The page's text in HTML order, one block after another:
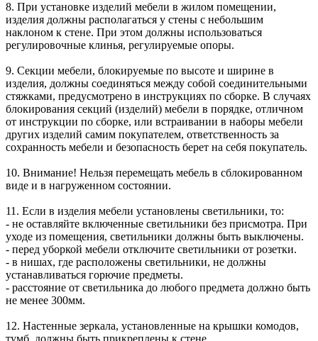
8. При установке изделий мебели в жилом помещении,
изделия должны располагаться у стены с небольшим
наклоном к стене. При этом должны использоваться
регулировочные клинья, регулируемые опоры.
9. Секции мебели, блокируемые по высоте и ширине в
изделия, должны соединяться между собой соединительными
стяжками, предусмотрено в инструкциях по сборке. В случаях
блокирования секций (изделий) мебели в порядке, отличном
от инструкции по сборке, или встраивании в наборы мебели
других изделий самим покупателем, ответственность за
сохранность мебели и безопасность берет на себя покупатель.
10. Внимание! Нельзя перемещать мебель в сблокированном
виде и в нагруженном состоянии.
11. Если в изделия мебели установлены светильники, то:
- не оставляйте включенные светильники без присмотра. При
уходе из помещения, светильники должны быть выключены.
- перед уборкой мебели отключите светильники от розетки.
- в нишах, где расположены светильники, не должны
устанавливаться горючие предметы.
- расстояние от светильника до любого предмета должно быть
не менее 300мм.
12. Настенные зеркала, установленные на крышки комодов,
тумб, должны быть прикреплены к стене.